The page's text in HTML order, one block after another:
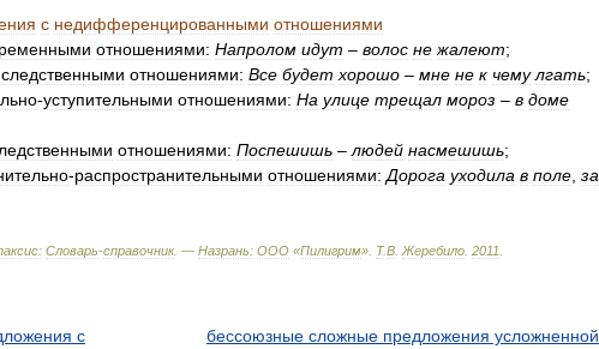
с недифференцированными отношениями
отношениями: Напролом идут – волос не жалеют;
следственными отношениями: Все будет хорошо – мне не к чему лгать;
-уступительными отношениями: На улице трещал мороз – в доме
отношениями: Поспешишь – людей насмешишь;
-распространительными отношениями: Дорога уходила в поле за
Словарь-справочник. — Назрань: ООО «Пилигрим» Т.В Жеребило 2011
с
бессоюзные сложные предложения усложненной